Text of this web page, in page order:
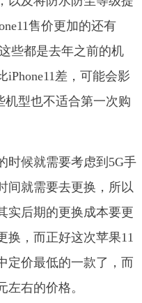
售价更加的还有
些都是去年之前的机
差，可能会影
机型也不适合第一次购
时候就需要考虑到5G手
间就需要去更换，所以
实后期的更换成本要更
换，而正好这次苹果11
定价最低的一款了，而
左右的价格。